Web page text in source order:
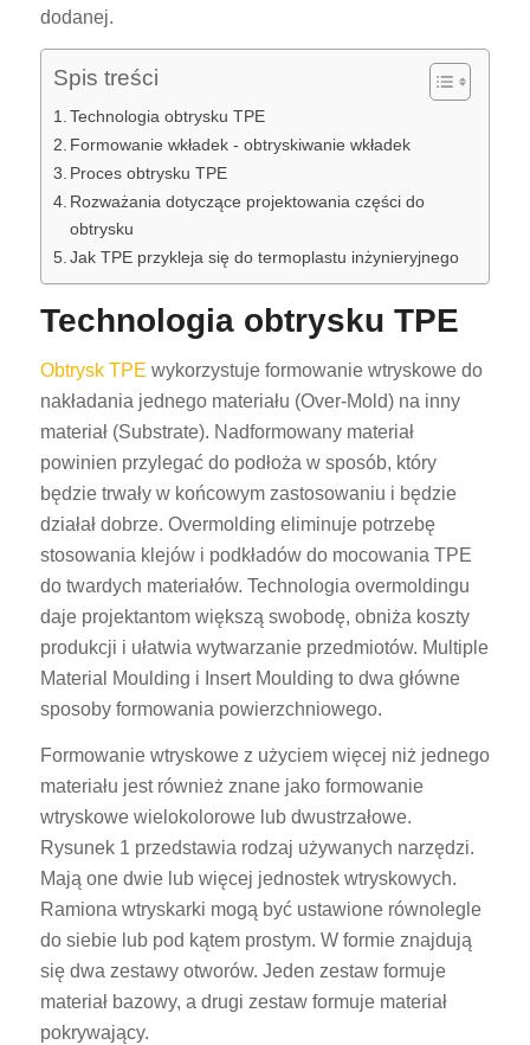
dodanej.
Spis treści
Technologia obtrysku TPE
Formowanie wkładek - obtryskiwanie wkładek
Proces obtrysku TPE
Rozważania dotyczące projektowania części do
obtrysku
Jak TPE przykleja się do termoplastu inżynieryjnego
Technologia obtrysku TPE
Obtrysk TPE wykorzystuje formowanie wtryskowe do
nakładania jednego materiału (Over-Mold) na inny
materiał (Substrate). Nadformowany materiał
powinien przylegać do podłoża w sposób, który
będzie trwały w końcowym zastosowaniu i będzie
działał dobrze. Overmolding eliminuje potrzebę
stosowania klejów i podkładów do mocowania TPE
do twardych materiałów. Technologia overmoldingu
daje projektantom większą swobodę, obniża koszty
produkcji i ułatwia wytwarzanie przedmiotów. Multiple
Material Moulding i Insert Moulding to dwa główne
sposoby formowania powierzchniowego.
Formowanie wtryskowe z użyciem więcej niż jednego
materiału jest również znane jako formowanie
wtryskowe wielokolorowe lub dwustrzałowe.
Rysunek 1 przedstawia rodzaj używanych narzędzi.
Mają one dwie lub więcej jednostek wtryskowych.
Ramiona wtryskarki mogą być ustawione równolegle
do siebie lub pod kątem prostym. W formie znajdują
się dwa zestawy otworów. Jeden zestaw formuje
materiał bazowy, a drugi zestaw formuje materiał
pokrywający.